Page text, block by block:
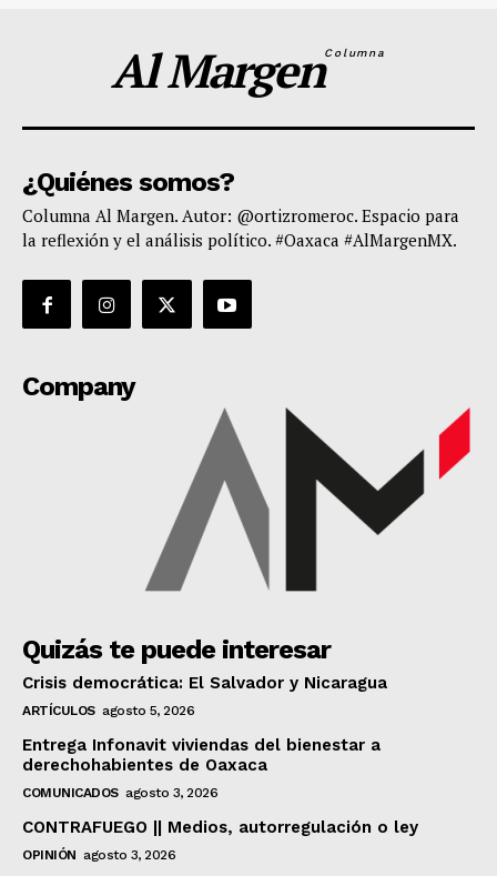
Al MargenColumna
¿Quiénes somos?
Columna Al Margen. Autor: @ortizromeroc. Espacio para
la reflexión y el análisis político. #Oaxaca #AlMargenMX.
Company
Quizás te puede interesar
Crisis democrática: El Salvador y Nicaragua
ARTÍCULOS agosto 5, 2026
Entrega Infonavit viviendas del bienestar a
derechohabientes de Oaxaca
COMUNICADOS agosto 3, 2026
CONTRAFUEGO || Medios, autorregulación o ley
OPINIÓN agosto 3, 2026